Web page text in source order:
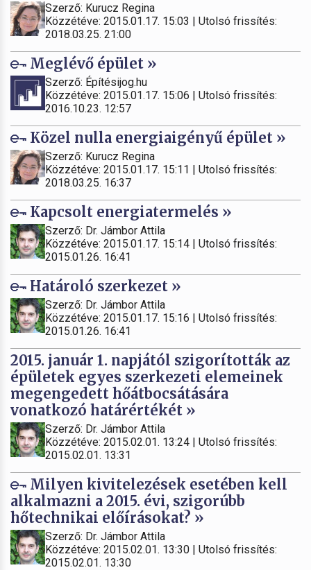
Szerző: Kurucz Regina
Közzétéve: 2015.01.17. 15:03 | Utolsó frissítés:
2018.03.25. 21:00
Meglévő épület »
Szerző: Építésijog.hu
Közzétéve: 2015.01.17. 15:06 | Utolsó frissítés:
2016.10.23. 12:57
Közel nulla energiaigényű épület »
Szerző: Kurucz Regina
Közzétéve: 2015.01.17. 15:11 | Utolsó frissítés:
2018.03.25. 16:37
Kapcsolt energiatermelés »
Szerző: Dr. Jámbor Attila
Közzétéve: 2015.01.17. 15:14 | Utolsó frissítés:
2015.01.26. 16:41
Határoló szerkezet »
Szerző: Dr. Jámbor Attila
Közzétéve: 2015.01.17. 15:16 | Utolsó frissítés:
2015.01.26. 16:41
2015. január 1. napjától szigorították az
épületek egyes szerkezeti elemeinek
megengedett hőátbocsátására
vonatkozó határértékét »
Szerző: Dr. Jámbor Attila
Közzétéve: 2015.02.01. 13:24 | Utolsó frissítés:
2015.02.01. 13:31
Milyen kivitelezések esetében kell
alkalmazni a 2015. évi, szigorúbb
hőtechnikai előírásokat? »
Szerző: Dr. Jámbor Attila
Közzétéve: 2015.02.01. 13:30 | Utolsó frissítés:
2015.02.01. 13:30